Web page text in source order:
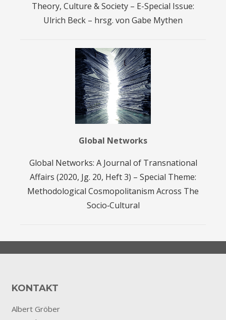
Theory, Culture & Society – E-Special Issue:
Ulrich Beck – hrsg. von Gabe Mythen
Global Networks
Global Networks: A Journal of Transnational
Affairs (2020, Jg. 20, Heft 3) – Special Theme:
Methodological Cosmopolitanism Across The
Socio‐Cultural
KONTAKT
Albert Gröber